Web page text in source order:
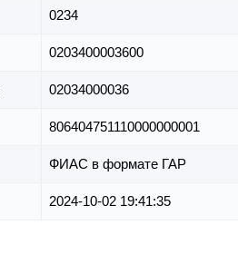
0234
0203400003600
02034000036
806404751110000000001
ФИАС в формате ГАР
2024-10-02 19:41:35